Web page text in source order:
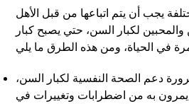
يجب أن يتم اتباعها من قبل الأهل
لكبار السن، حتي يصبح كبار
دعم الصحة النفسية لكبار السن،
به من اضطرابات وتغييرات في